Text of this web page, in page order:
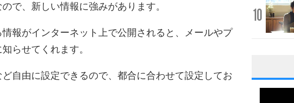
で、新しい情報に強みがあります。
報がインターネット上で公開されると、メールやプ
らせてくれます。
自由に設定できるので、都合に合わせて設定してお
10
1